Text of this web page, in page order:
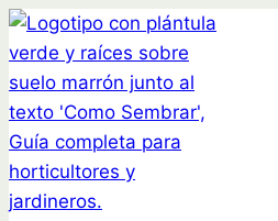
Saltar
al
contenido